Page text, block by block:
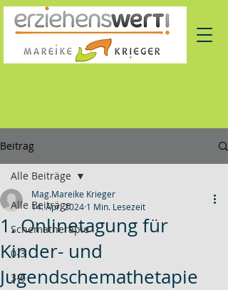
Beitrag
Alle Beiträge
Schematherapie
0-3
3-6
Alle Beiträge
1. Onlinetagung für
Kinder- und
Jugendschemathetapie
Mag.Mareike Krieger
14. Apr. 2024 1 Min. Lesezeit